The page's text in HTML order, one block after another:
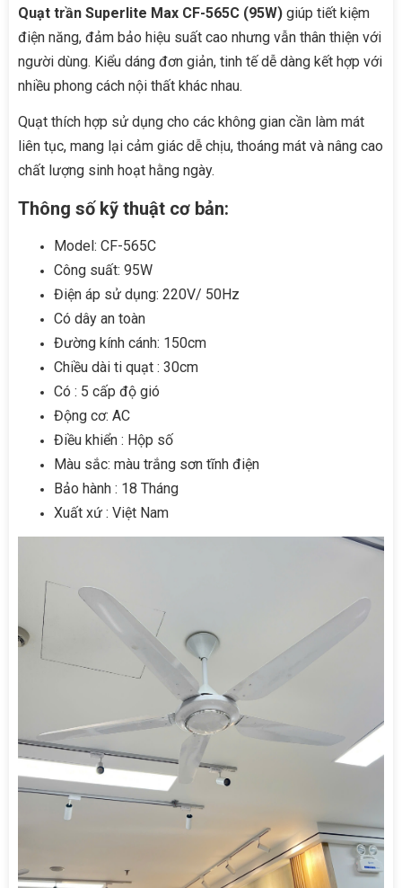
Quạt trần Superlite Max CF-565C (95W) giúp tiết kiệm
điện năng, đảm bảo hiệu suất cao nhưng vẫn thân thiện với
người dùng. Kiểu dáng đơn giản, tinh tế dễ dàng kết hợp với
nhiều phong cách nội thất khác nhau.
Quạt thích hợp sử dụng cho các không gian cần làm mát
liên tục, mang lại cảm giác dễ chịu, thoáng mát và nâng cao
chất lượng sinh hoạt hằng ngày.
Thông số kỹ thuật cơ bản:
Model: CF-565C
Công suất: 95W
Điện áp sử dụng: 220V/ 50Hz
Có dây an toàn
Đường kính cánh: 150cm
Chiều dài ti quạt : 30cm
Có : 5 cấp độ gió
Động cơ: AC
Điều khiển : Hộp số
Màu sắc: màu trắng sơn tĩnh điện
Bảo hành : 18 Tháng
Xuất xứ : Việt Nam